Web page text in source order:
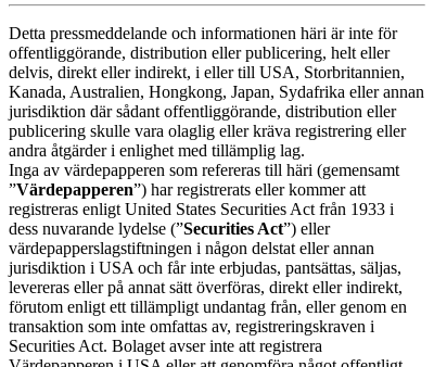
Detta pressmeddelande och informationen häri är inte för
offentliggörande, distribution eller publicering, helt eller
delvis, direkt eller indirekt, i eller till USA, Storbritannien,
Kanada, Australien, Hongkong, Japan, Sydafrika eller annan
jurisdiktion där sådant offentliggörande, distribution eller
publicering skulle vara olaglig eller kräva registrering eller
andra åtgärder i enlighet med tillämplig lag.
Inga av värdepapperen som refereras till häri (gemensamt
”Värdepapperen”) har registrerats eller kommer att
registreras enligt United States Securities Act från 1933 i
dess nuvarande lydelse (”Securities Act”) eller
värdepapperslagstiftningen i någon delstat eller annan
jurisdiktion i USA och får inte erbjudas, pantsättas, säljas,
levereras eller på annat sätt överföras, direkt eller indirekt,
förutom enligt ett tillämpligt undantag från, eller genom en
transaktion som inte omfattas av, registreringskraven i
Securities Act. Bolaget avser inte att registrera